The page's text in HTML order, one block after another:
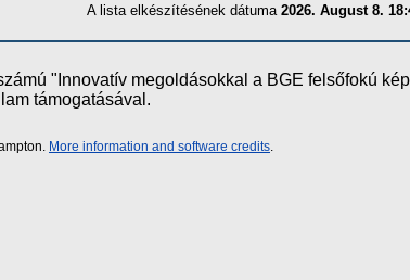
A lista elkészítésének dátuma 2026. August 8.
"Innovatív megoldásokkal a BGE felsőfokú
támogatásával.
More information and software credits